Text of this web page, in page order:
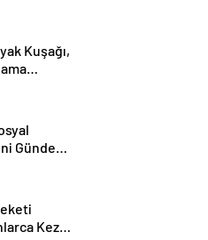
Kuşağı,
Gündem
Kez